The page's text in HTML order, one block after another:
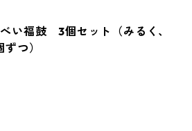
べい福鼓 3個セット（みるく、
つ）